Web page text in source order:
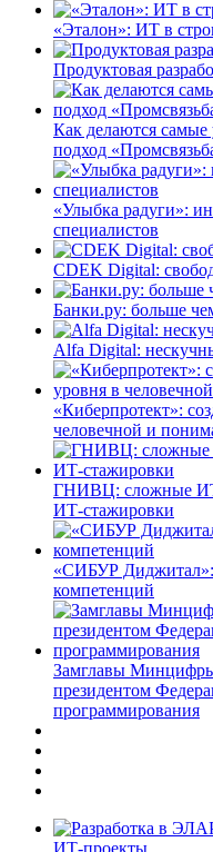
«Эталон»: ИТ в
Продуктовая
Как делаются
подход
«Улыбка радуги»:
специалистов
CDEK Digital:
Банки.ру: больше
Alfa Digital:
«Киберпротект»:
человечной и
ГНИВЦ: сложные
ИТ‑стажировки
«СИБУР
компетенций
Замглавы
президентом
программирования
ИТ-проекты